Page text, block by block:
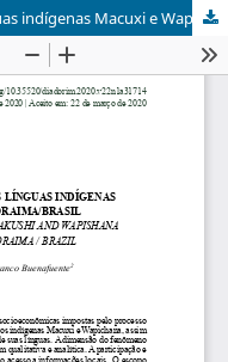
Fortalecimento e expansão das línguas indígenas Macuxi e Wapichana em Roraima/Brasil